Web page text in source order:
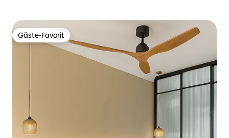
Gäste-Favorit
Gäste-Favorit